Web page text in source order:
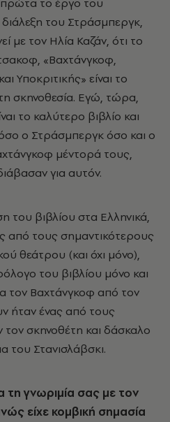
του Στράσμπεργκ,
με τον Ηλία Καζάν, ότι το
«Βαχτάνγκοφ,
Υποκριτικής» είναι το
σκηνοθεσία. Εγώ, τώρα,
το καλύτερο βιβλίο και
ο Στράσμπεργκ όσο και ο
μέντορά τους,
για αυτόν.
του βιβλίου στα Ελληνικά,
από τους σημαντικότερους
θεάτρου (και όχι μόνο),
του βιβλίου μόνο και
τον Βαχτάνγκοφ από τον
ήταν ένας από τους
τον σκηνοθέτη και δάσκαλο
του Στανισλάβσκι.
τη γνωριμία σας με τον
είχε κομβική σημασία